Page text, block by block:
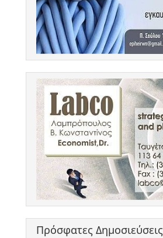
Πρόσφατες Δημοσιεύσεις